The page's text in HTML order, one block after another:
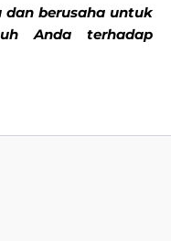
berusaha untuk
Anda terhadap